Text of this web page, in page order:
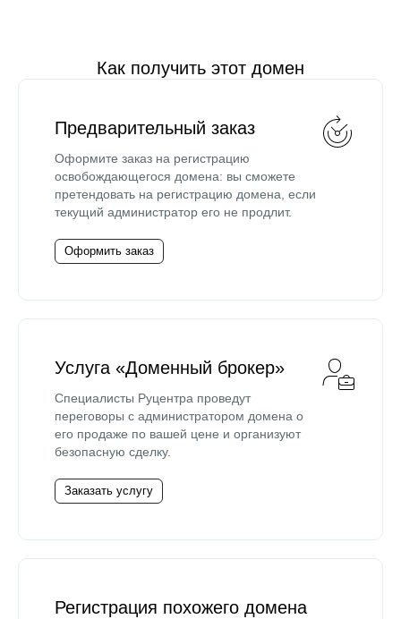
Как получить этот домен
Предварительный заказ
Оформите заказ на регистрацию
освобождающегося домена: вы сможете
претендовать на регистрацию домена, если
текущий администратор его не продлит.
Оформить заказ
Услуга «Доменный брокер»
Специалисты Руцентра проведут
переговоры с администратором домена о
его продаже по вашей цене и организуют
безопасную сделку.
Заказать услугу
Регистрация похожего домена